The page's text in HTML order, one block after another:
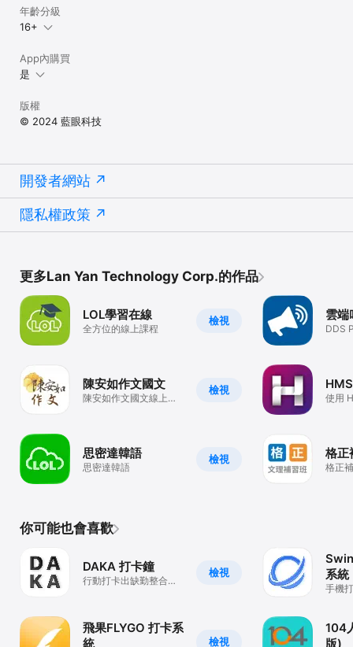
年齡分級
16+
App內購買
是
版權
© 2024 藍眼科技
開發者網站
隱私權政策
更多Lan Yan Technology Corp.的作品
檢視
LOL學習在線
全方位的線上課程
檢視
陳安如作文國文
陳安如作文國文線上課
檢視
思密達韓語
思密達韓語
雲端
DDS
使用
格正
格正
你可能也會喜歡
檢視
DAKA 打卡鐘
行動打卡出缺勤整合平
檢視
飛果FLYGO 打卡系
統
系統
手機
104
版)